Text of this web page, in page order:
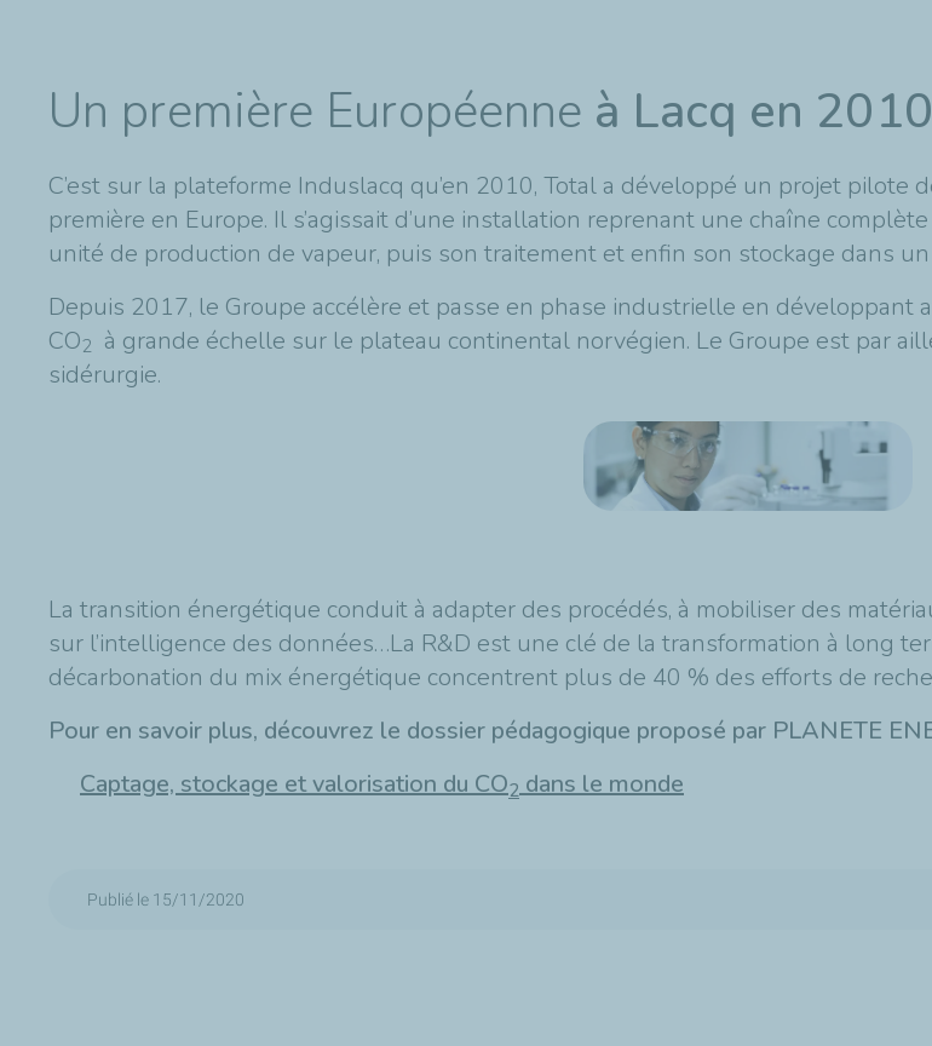
Un première Européenne à Lacq en 2010
C’est sur la plateforme Induslacq qu’en 2010, Total a développé un projet pilote
première en Europe. Il s’agissait d’une installation reprenant une chaîne
unité de production de vapeur, puis son traitement et enfin son stockage dans
Depuis 2017, le Groupe accélère et passe en phase industrielle en développant
CO2 à grande échelle sur le plateau continental norvégien. Le Groupe est par
sidérurgie.
La transition énergétique conduit à adapter des procédés, à mobiliser des
sur l’intelligence des données…La R&D est une clé de la transformation à long
décarbonation du mix énergétique concentrent plus de 40 % des efforts de
Pour en savoir plus, découvrez le dossier pédagogique proposé par PLANETE
Captage, stockage et valorisation du CO2 dans le monde
Publié le 15/11/2020